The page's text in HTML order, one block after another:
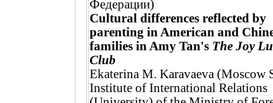
Федерации)
Cultural differences reflected by
parenting in American and
families in Amy Tan's The Joy
Club
Ekaterina M. Karavaeva (Moscow
Institute of International Relations